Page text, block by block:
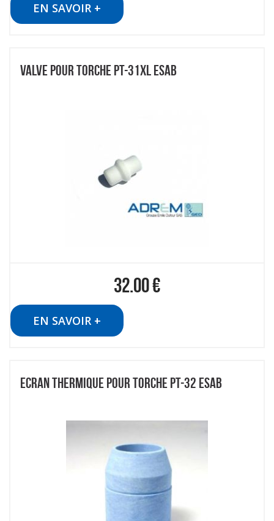
EN SAVOIR +
VALVE POUR TORCHE PT-31XL ESAB
32.00€
EN SAVOIR +
ECRAN THERMIQUE POUR TORCHE PT-32 ESAB